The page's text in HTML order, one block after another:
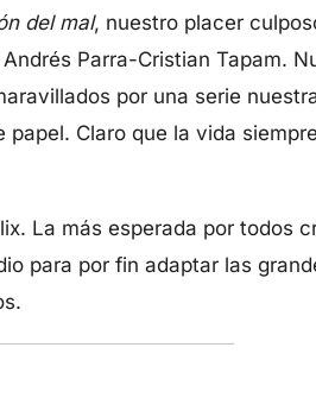
del mal, nuestro placer
Parra-Cristian Tapam.
por una serie
Claro que la vida
La más esperada por todos
para por fin adaptar las